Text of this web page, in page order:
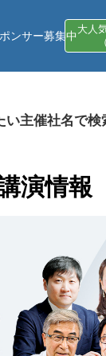
ンサー募集中 大人
い主催社名で検
演情報